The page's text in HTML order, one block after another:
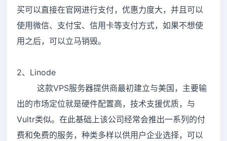
买可以直接在官网进行支付，优惠力度大，并且可以
使用微信、支付宝、信用卡等支付方式，如果不想使
用之后，可以立马销毁。
2、Linode
这款VPS服务器提供商最初建立与美国，主要输
出的市场定位就是硬件配置高，技术支援优质，与
Vultr类似。在此基础上该公司经常会推出一系列的付
费和免费的服务，种类多样以供用户企业选择，可以